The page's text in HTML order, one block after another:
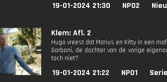
19-01-2024 21:30 NPO2
Klem: Afl. 2
Hugo vreest dat Marius en Kitty in een
Garboni, de dochter van de vorige
toch niet?
19-01-2024 21:22 NPO1